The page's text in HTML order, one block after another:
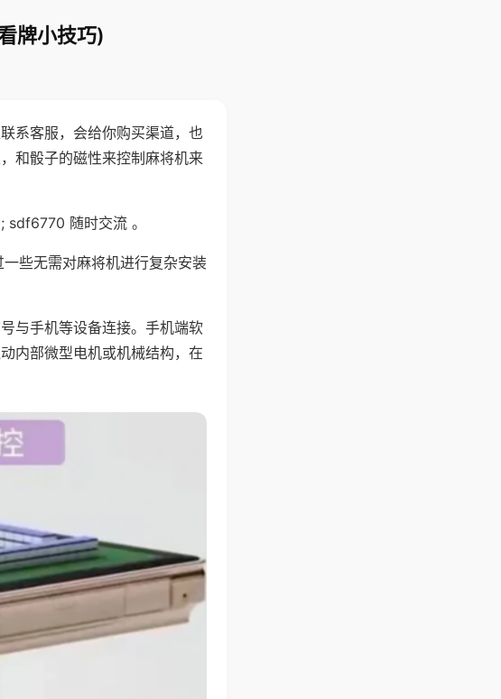
牌小技巧)
系客服，会给你购买渠道，也
和骰子的磁性来控制麻将机来
sdf6770 随时交流 。
些无需对麻将机进行复杂安装
与手机等设备连接。手机端软
内部微型电机或机械结构，在